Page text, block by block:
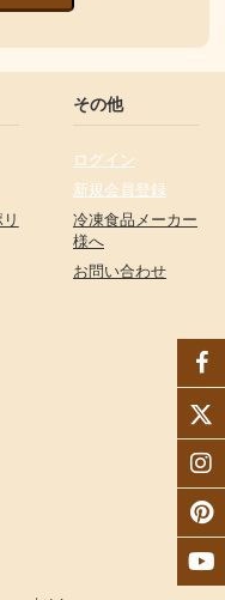
その他
ログイン
新規会員登録
冷凍食品メーカー
様へ
お問い合わせ